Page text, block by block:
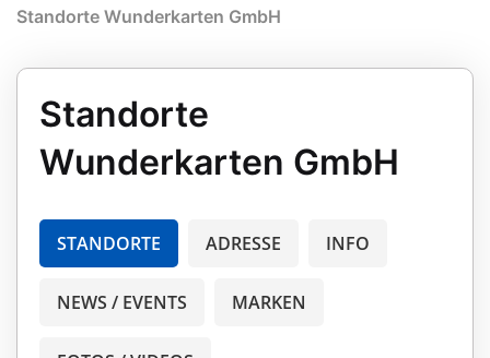
Standorte Wunderkarten GmbH
Standorte
Wunderkarten GmbH
STANDORTE ADRESSE INFO
NEWS / EVENTS MARKEN